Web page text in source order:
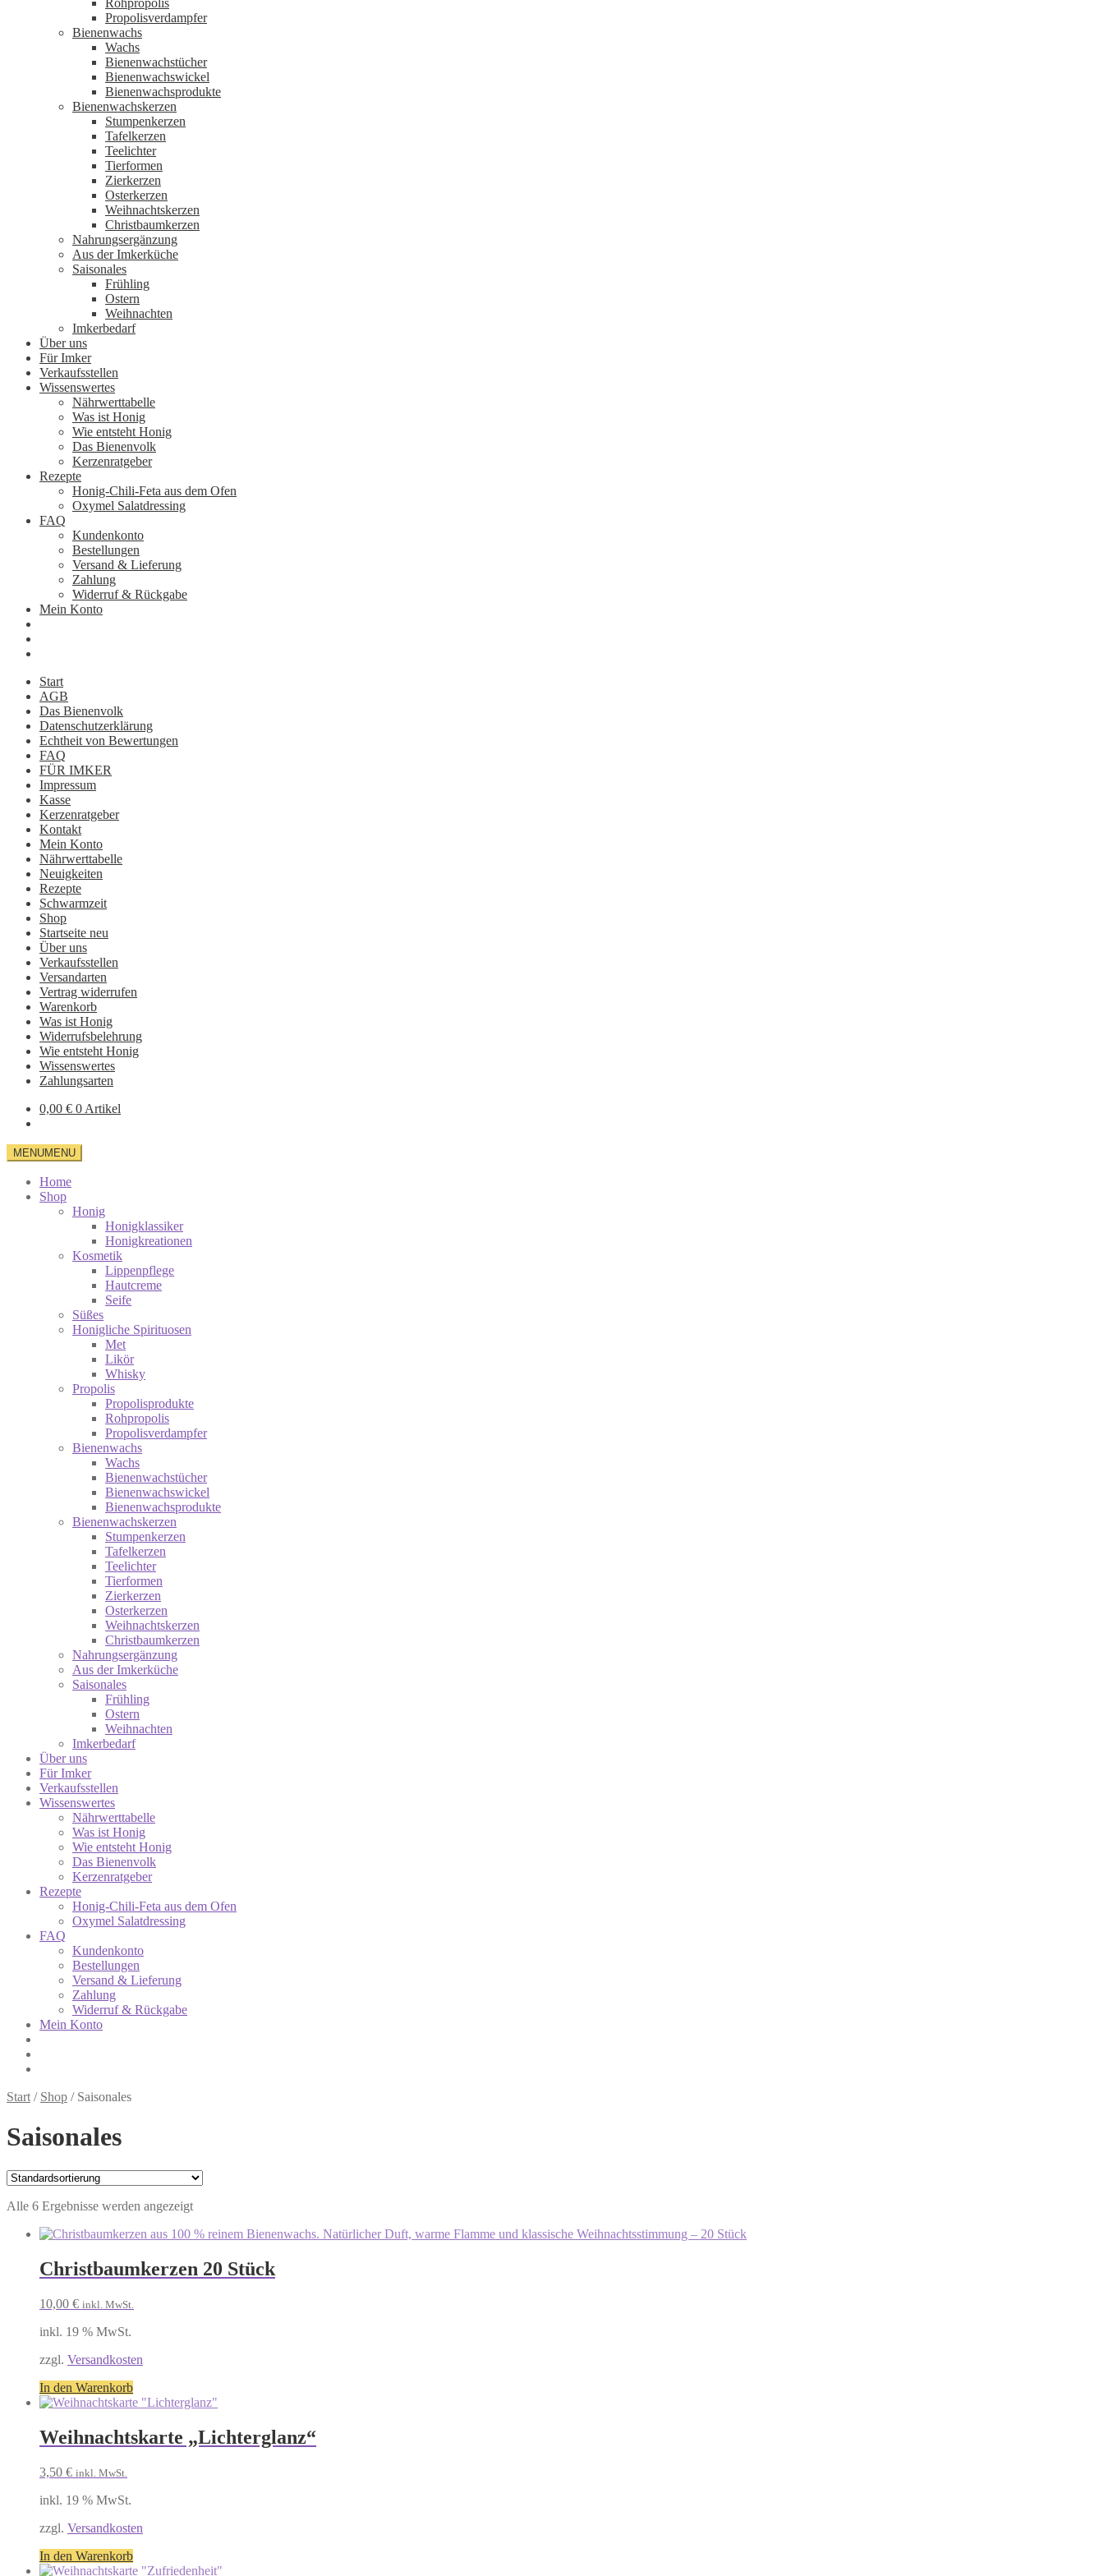
Rohpropolis
Propolisverdampfer
Bienenwachs
Wachs
Bienenwachstücher
Bienenwachswickel
Bienenwachsprodukte
Bienenwachskerzen
Stumpenkerzen
Tafelkerzen
Teelichter
Tierformen
Zierkerzen
Osterkerzen
Weihnachtskerzen
Christbaumkerzen
Nahrungsergänzung
Aus der Imkerküche
Saisonales
Frühling
Ostern
Weihnachten
Imkerbedarf
Über uns
Für Imker
Verkaufsstellen
Wissenswertes
Nährwerttabelle
Was ist Honig
Wie entsteht Honig
Das Bienenvolk
Kerzenratgeber
Rezepte
Honig-Chili-Feta aus dem Ofen
Oxymel Salatdressing
FAQ
Kundenkonto
Bestellungen
Versand & Lieferung
Zahlung
Widerruf & Rückgabe
Mein Konto
Start
AGB
Das Bienenvolk
Datenschutzerklärung
Echtheit von Bewertungen
FAQ
FÜR IMKER
Impressum
Kasse
Kerzenratgeber
Kontakt
Mein Konto
Nährwerttabelle
Neuigkeiten
Rezepte
Schwarmzeit
Shop
Startseite neu
Über uns
Verkaufsstellen
Versandarten
Vertrag widerrufen
Warenkorb
Was ist Honig
Widerrufsbelehrung
Wie entsteht Honig
Wissenswertes
Zahlungsarten
0,00 € 0 Artikel
MENUMENU
Home
Shop
Honig
Honigklassiker
Honigkreationen
Kosmetik
Lippenpflege
Hautcreme
Seife
Süßes
Honigliche Spirituosen
Met
Likör
Whisky
Propolis
Propolisprodukte
Rohpropolis
Propolisverdampfer
Bienenwachs
Wachs
Bienenwachstücher
Bienenwachswickel
Bienenwachsprodukte
Bienenwachskerzen
Stumpenkerzen
Tafelkerzen
Teelichter
Tierformen
Zierkerzen
Osterkerzen
Weihnachtskerzen
Christbaumkerzen
Nahrungsergänzung
Aus der Imkerküche
Saisonales
Frühling
Ostern
Weihnachten
Imkerbedarf
Über uns
Für Imker
Verkaufsstellen
Wissenswertes
Nährwerttabelle
Was ist Honig
Wie entsteht Honig
Das Bienenvolk
Kerzenratgeber
Rezepte
Honig-Chili-Feta aus dem Ofen
Oxymel Salatdressing
FAQ
Kundenkonto
Bestellungen
Versand & Lieferung
Zahlung
Widerruf & Rückgabe
Mein Konto
Start / Shop / Saisonales
Saisonales
Alle 6 Ergebnisse werden angezeigt
Christbaumkerzen 20 Stück
10,00 € inkl. MwSt.
inkl. 19 % MwSt.
zzgl. Versandkosten
In den Warenkorb
Weihnachtskarte „Lichterglanz“
3,50 € inkl. MwSt.
inkl. 19 % MwSt.
zzgl. Versandkosten
In den Warenkorb